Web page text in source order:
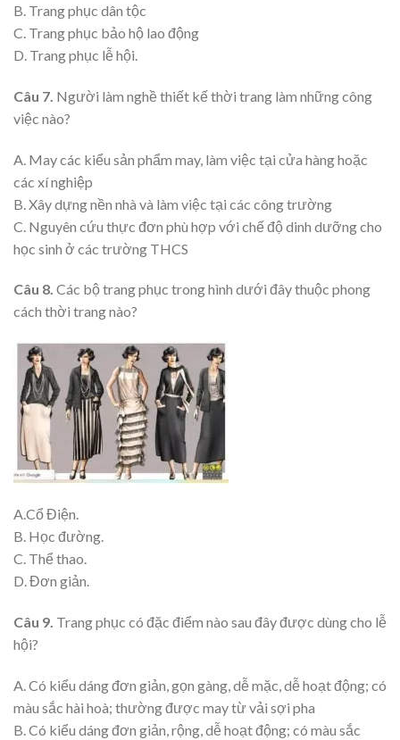
B. Trang phục dân tộc
C. Trang phục bảo hộ lao động
D. Trang phục lễ hội.
Câu 7. Người làm nghề thiết kế thời trang làm những công
việc nào?
A. May các kiểu sản phẩm may, làm việc tại cửa hàng hoặc
các xí nghiệp
B. Xây dựng nền nhà và làm việc tại các công trường
C. Nguyên cứu thực đơn phù hợp với chế độ dinh dưỡng cho
học sinh ở các trường THCS
Câu 8. Các bộ trang phục trong hình dưới đây thuộc phong
cách thời trang nào?
A.Cổ Điện.
B. Học đường.
C. Thể thao.
D. Đơn giản.
Câu 9. Trang phục có đặc điểm nào sau đây được dùng cho lễ
hội?
A. Có kiểu dáng đơn giản, gọn gàng, dễ mặc, dễ hoạt động; có
màu sắc hài hoà; thường được may từ vải sợi pha
B. Có kiểu dáng đơn giản, rộng, dễ hoạt động; có màu sắc